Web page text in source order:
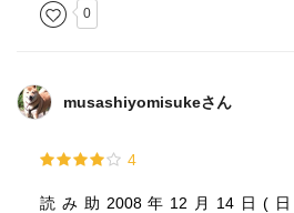
0
musashiyomisukeさん
4
読み助2008年12月14日(